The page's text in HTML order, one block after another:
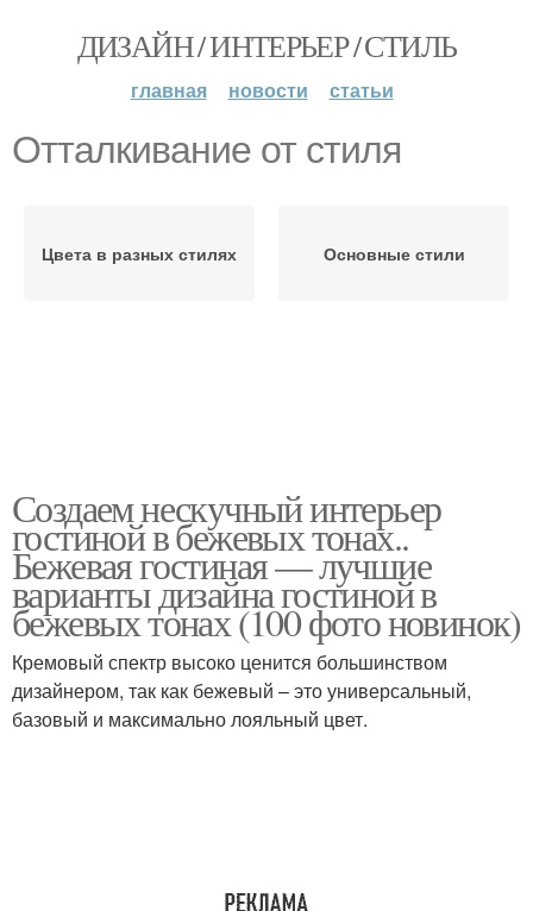
ДИЗАЙН / ИНТЕРЬЕР / СТИЛЬ
главная новости статьи
Отталкивание от стиля
Цвета в разных стилях Основные стили
Создаем нескучный интерьер
гостиной в бежевых тонах..
Бежевая гостиная — лучшие
варианты дизайна гостиной в
бежевых тонах (100 фото новинок)
Кремовый спектр высоко ценится большинством
дизайнером, так как бежевый – это универсальный,
базовый и максимально лояльный цвет.